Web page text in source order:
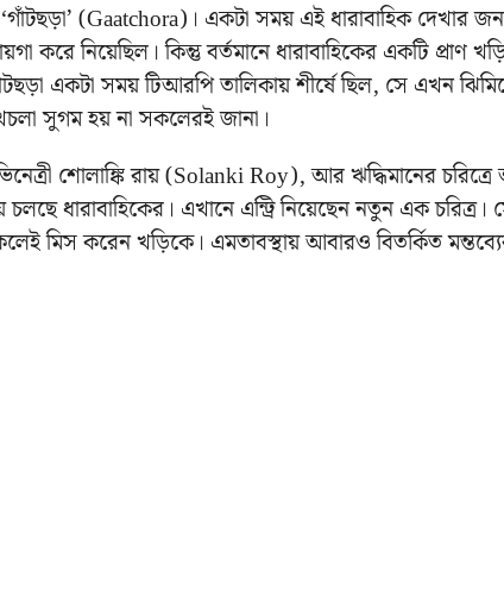
(Gaatchora)। একটা সময় এই ধারাবাহিক দেখার
করে নিয়েছিল। কিন্তু বর্তমানে ধারাবাহিকের একটি প্রাণ
একটা সময় টিআরপি তালিকায় শীর্ষে ছিল, সে এখন
সুগম হয় না সকলেরই জানা।
শোলাঙ্কি রায় (Solanki Roy), আর ঋদ্ধিমানের
ধারাবাহিকের। এখানে এন্ট্রি নিয়েছেন নতুন এক চরিত্র।
মিস করেন খড়িকে। এমতাবস্থায় আবারও বিতর্কিত